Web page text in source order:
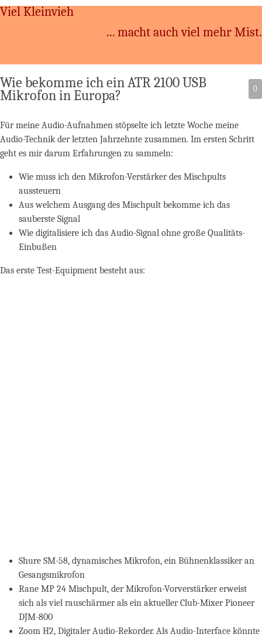
Viel Kleinvieh
... macht auch viel mehr Mist.
0
Wie bekomme ich ein ATR 2100 USB
Mikrofon in Europa?
Für meine Audio-Aufnahmen stöpselte ich letzte Woche meine
Audio-Technik der letzten Jahrzehnte zusammen. Im ersten Schritt
geht es mir darum Erfahrungen zu sammeln:
Wie muss ich den Mikrofon-Verstärker des Mischpults
aussteuern
Aus welchem Ausgang des Mischpult bekomme ich das
sauberste Signal
Wie digitalisiere ich das Audio-Signal ohne große Qualitäts-
Einbußen
Das erste Test-Equipment besteht aus:
Shure SM-58, dynamisches Mikrofon, ein Bühnenklassiker an
Gesangsmikrofon
Rane MP 24 Mischpult, derMikrofon-Vorverstärker erweist
sich als viel rauschärmer als ein aktueller Club-Mixer Pioneer
DJM-800
Zoom H2, Digitaler Audio-Rekorder. Als Audio-Interface könnte